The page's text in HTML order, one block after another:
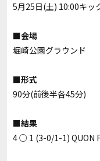
5月25日(土) 10:00キッ
■会場
堀崎公園グラウンド
■形式
90分(前後半各45分)
■結果
4 ○ 1 (3-0/1-1) QUON